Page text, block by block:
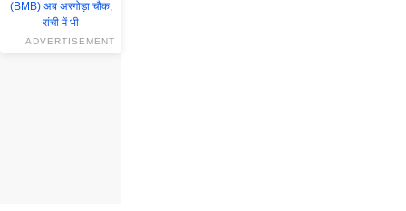
ADVERTISEMENT